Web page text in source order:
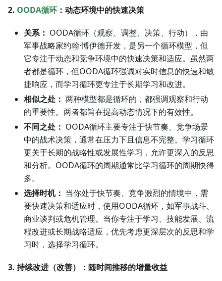
2. OODA循环：动态环境中的快速决策
关系： OODA循环（观察、调整、决策、行动），由
军事战略家约翰·博伊德开发，是另一个循环模型，但
它专注于动态和竞争环境中的快速决策和适应。虽然两
者都是循环，但OODA循环强调对实时信息的快速和敏
捷响应，而学习循环更专注于长期学习和改进。
相似之处： 两种模型都是循环的，都强调观察和行动
的重要性。两者都旨在提高动态情况下的有效性。
不同之处： OODA循环主要专注于快节奏、竞争场景
中的战术决策，通常在压力下且信息不完整。学习循环
更关于长期的战略性或发展性学习，允许更深入的反思
和分析。OODA循环的周期通常比学习循环的周期快得
多。
选择时机： 当你处于快节奏、竞争激烈的情境中，需
要快速决策和适应时，使用OODA循环，如军事战斗、
商业谈判或危机管理。当你专注于学习、技能发展、流
程改进或长期战略适应，优先考虑更深层次的反思和学
习时，选择学习循环。
3. 持续改进（改善）：随时间推移的增量收益